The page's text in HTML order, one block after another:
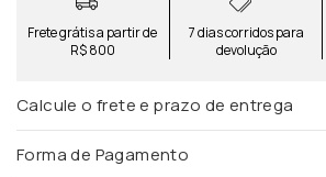
Frete grátis a partir de
R$ 800
7 dias corridos para
devolução
Calcule o frete e prazo de entrega
Forma de Pagamento